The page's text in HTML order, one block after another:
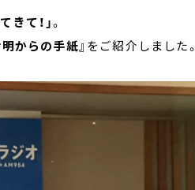
きて！」。
からの手紙』 をご紹介しました。